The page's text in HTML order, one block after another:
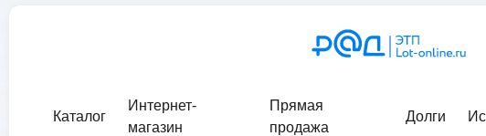
Каталог
Интернет-
магазин
Прямая
продажа
Долги